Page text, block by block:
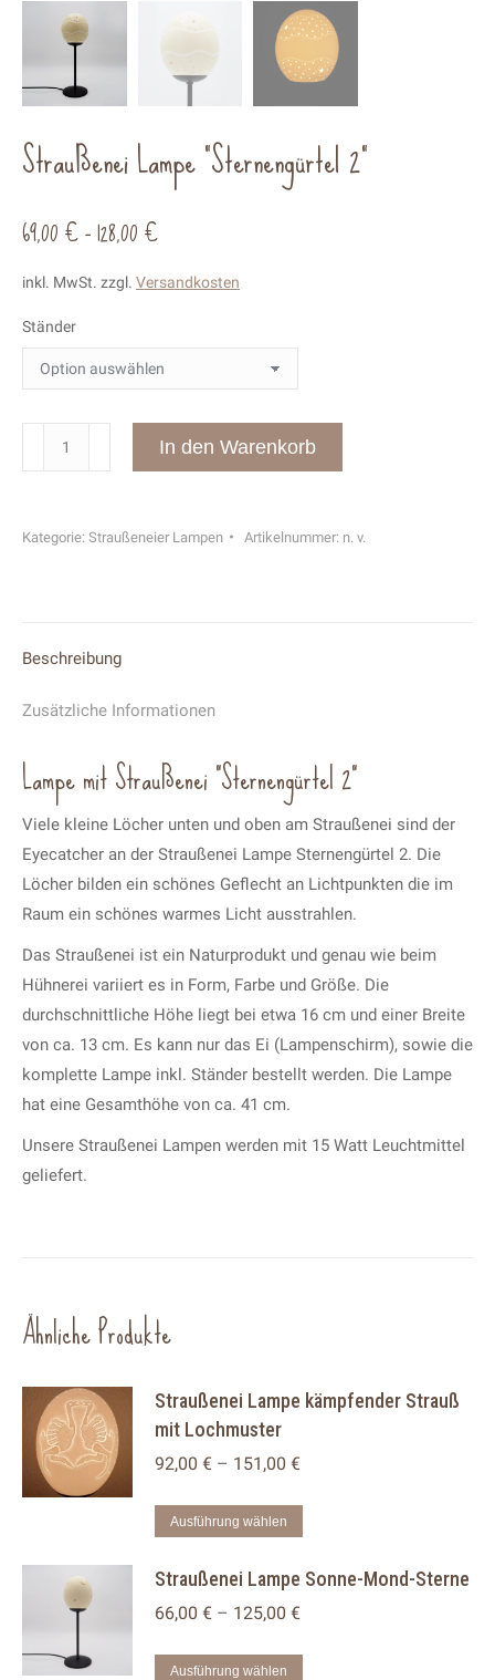
Straußenei Lampe “Sternengürtel 2”
69,00€–128,00€
inkl. MwSt. zzgl. Versandkosten
Ständer
In den Warenkorb
Kategorie: Straußeneier Lampen Artikelnummer: n. v.
Beschreibung
Zusätzliche Informationen
Lampe mit Straußenei “Sternengürtel 2”
Viele kleine Löcher unten und oben am Straußenei sind der
Eyecatcher an der Straußenei Lampe Sternengürtel 2. Die
Löcher bilden ein schönes Geflecht an Lichtpunkten die im
Raum ein schönes warmes Licht ausstrahlen.
Das Straußenei ist ein Naturprodukt und genau wie beim
Hühnerei variiert es in Form, Farbe und Größe. Die
durchschnittliche Höhe liegt bei etwa 16 cm und einer Breite
von ca. 13 cm. Es kann nur das Ei (Lampenschirm), sowie die
komplette Lampe inkl. Ständer bestellt werden. Die Lampe
hat eine Gesamthöhe von ca. 41 cm.
Unsere Straußenei Lampen werden mit 15 Watt Leuchtmittel
geliefert.
Ähnliche Produkte
Straußenei Lampe kämpfender Strauß
mit Lochmuster
92,00 € – 151,00 €
Ausführung wählen
weist
Straußenei Lampe Sonne-Mond-Sterne
66,00 € – 125,00 €
Ausführung wählen